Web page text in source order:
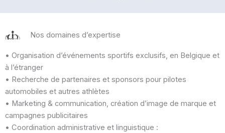
Nos domaines d’expertise
• Organisation d’événements sportifs exclusifs, en Belgique et
à l’étranger
• Recherche de partenaires et sponsors pour pilotes
automobiles et autres athlètes
• Marketing & communication, création d’image de marque et
campagnes publicitaires
• Coordination administrative et linguistique :